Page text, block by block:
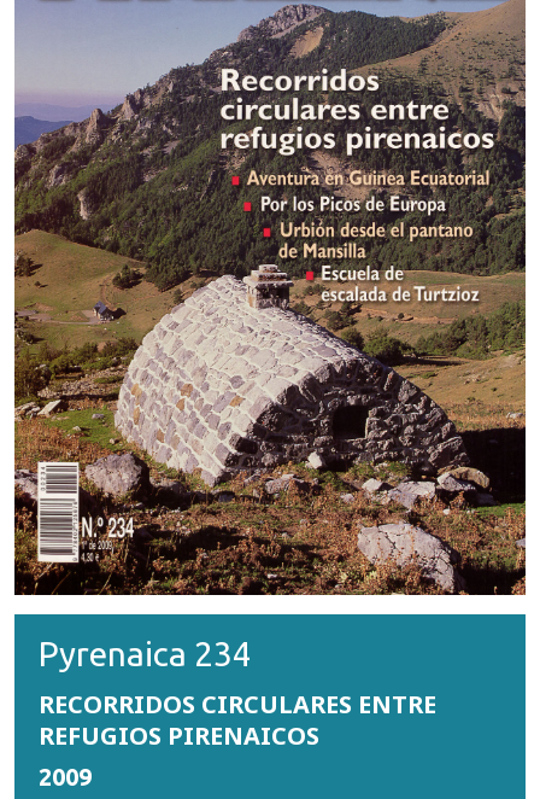
Pyrenaica 234
RECORRIDOS CIRCULARES ENTRE
REFUGIOS PIRENAICOS
2009